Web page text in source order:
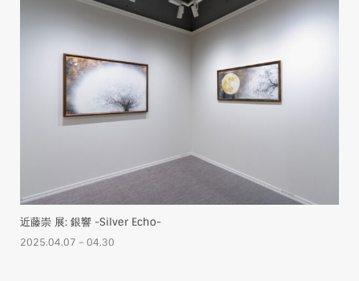
近藤崇 展: 銀響 -Silver Echo-
2025.04.07 – 04.30